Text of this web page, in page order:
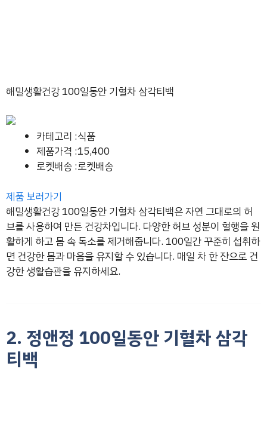
해밀생활건강 100일동안 기혈차 삼각티백
카테고리 :식품
제품가격 :15,400
로켓배송 :로켓배송
제품 보러가기
해밀생활건강 100일동안 기혈차 삼각티백은 자연 그대로의 허
브를 사용하여 만든 건강차입니다. 다양한 허브 성분이 혈행을 원
활하게 하고 몸 속 독소를 제거해줍니다. 100일간 꾸준히 섭취하
면 건강한 몸과 마음을 유지할 수 있습니다. 매일 차 한 잔으로 건
강한 생활습관을 유지하세요.
2. 정앤정 100일동안 기혈차 삼각
티백